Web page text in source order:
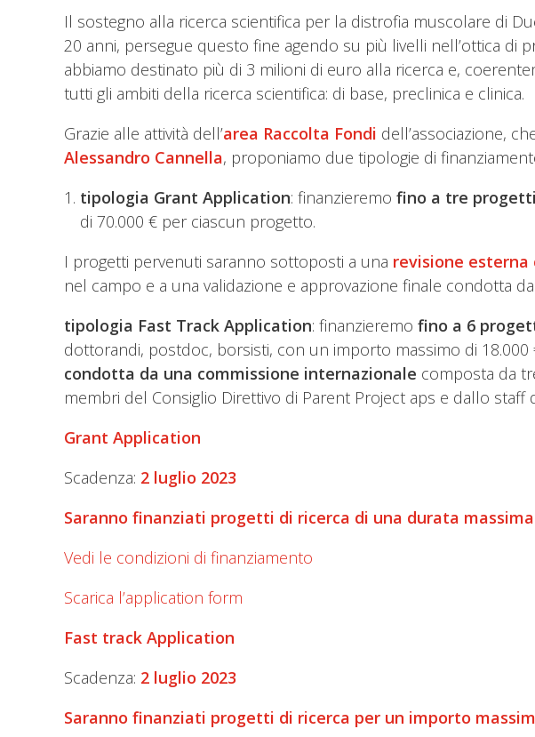
Il sostegno alla ricerca scientifica per la distrofia muscolare di
20 anni, persegue questo fine agendo su più livelli nell’ottica di
abbiamo destinato più di 3 milioni di euro alla ricerca e,
tutti gli ambiti della ricerca scientifica: di base, preclinica e clinica.
Grazie alle attività dell’area Raccolta Fondi dell’associazione,
Alessandro Cannella, proponiamo due tipologie di
tipologia Grant Application: finanzieremo fino a tre
di 70.000 € per ciascun progetto.
I progetti pervenuti saranno sottoposti a una revisione
nel campo e a una validazione e approvazione finale condotta
tipologia Fast Track Application: finanzieremo fino a 6
dottorandi, postdoc, borsisti, con un importo massimo di
condotta da una commissione internazionale composta da
membri del Consiglio Direttivo di Parent Project aps e dallo staff
Grant Application
Scadenza: 2 luglio 2023
Saranno finanziati progetti di ricerca di una durata
Vedi le condizioni di finanziamento
Scarica l’application form
Fast track Application
Scadenza: 2 luglio 2023
Saranno finanziati progetti di ricerca per un importo